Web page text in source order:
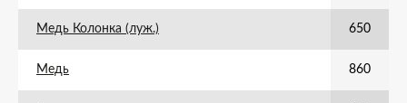
Медь Колонка (луж.) 650
Медь 860